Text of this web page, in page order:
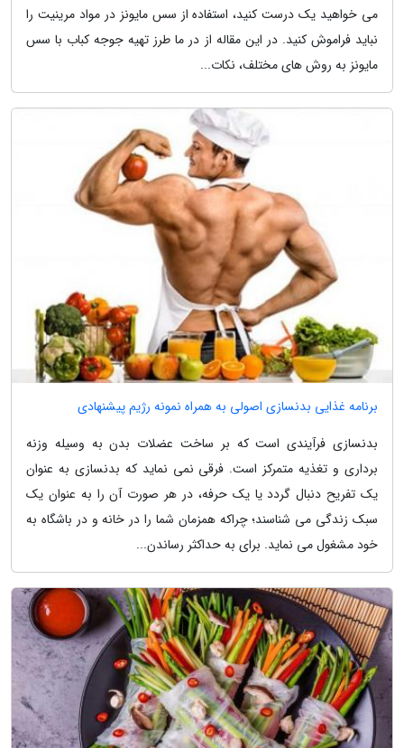
می خواهید یک درست کنید، استفاده از سس مایونز در مواد مرینیت را
نباید فراموش کنید. در این مقاله از در ما طرز تهیه جوجه کباب با سس
مایونز به روش های مختلف، نکات...
برنامه غذایی بدنسازی اصولی به همراه نمونه رژیم پیشنهادی
بدنسازی فرآیندی است که بر ساخت عضلات بدن به وسیله وزنه
برداری و تغذیه متمرکز است. فرقی نمی نماید که بدنسازی به عنوان
یک تفریح دنبال گردد یا یک حرفه، در هر صورت آن را به عنوان یک
سبک زندگی می شناسند؛ چراکه همزمان شما را در خانه و در باشگاه به
خود مشغول می نماید. برای به حداکثر رساندن...